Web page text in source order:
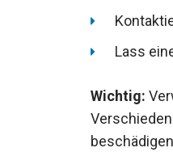
Lass
Wichtig: